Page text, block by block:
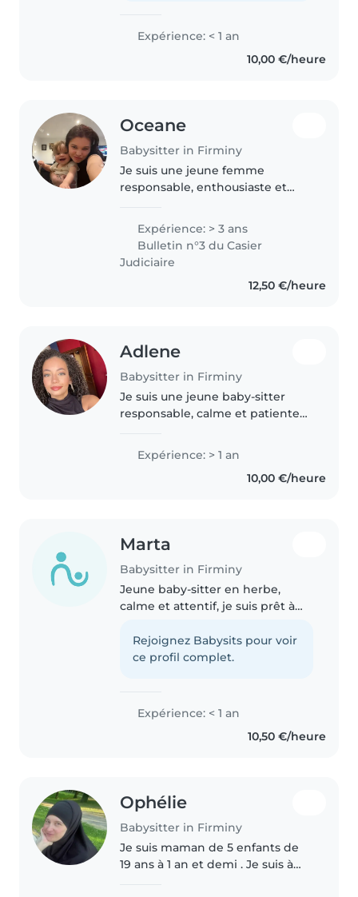
Expérience: < 1 an
10,00 €/heure
Oceane
Babysitter in Firminy
Je suis une jeune femme
responsable, enthousiaste et
d'expérience en garde d'enfants,
allant des bébés aux écoliers. Je
suis à l'aise avec les enfants
ayant des..
Expérience: > 3 ans
Bulletin n°3 du Casier
Judiciaire
12,50 €/heure
Adlene
Babysitter in Firminy
Je suis une jeune baby-sitter
responsable, calme et patiente
garde d'enfants, spécialisée dans
les écoliers et les adolescents.
Expérience: > 1 an
10,00 €/heure
Marta
Babysitter in Firminy
Jeune baby-sitter en herbe,
calme et attentif, je suis prêt à
bienveillance. Bien que je
débute dans le domaine, je suis à
Rejoignez Babysits pour voir
ce profil complet.
Expérience: < 1 an
10,50 €/heure
Ophélie
Babysitter in Firminy
Je suis maman de 5 enfants de
19 ans à 1 an et demi . Je suis à